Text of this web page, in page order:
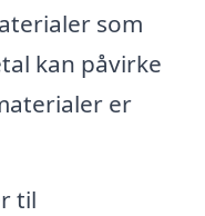
som
kan påvirke
er
til